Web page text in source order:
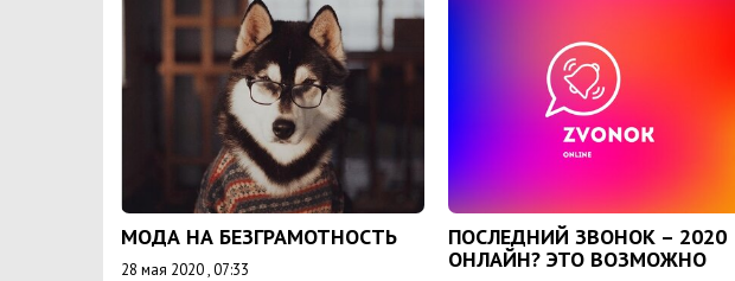
МОДА НА БЕЗГРАМОТНОСТЬ
28 мая 2020 , 07:33
ПОСЛЕДНИЙ ЗВОНОК – 2020
ОНЛАЙН? ЭТО ВОЗМОЖНО